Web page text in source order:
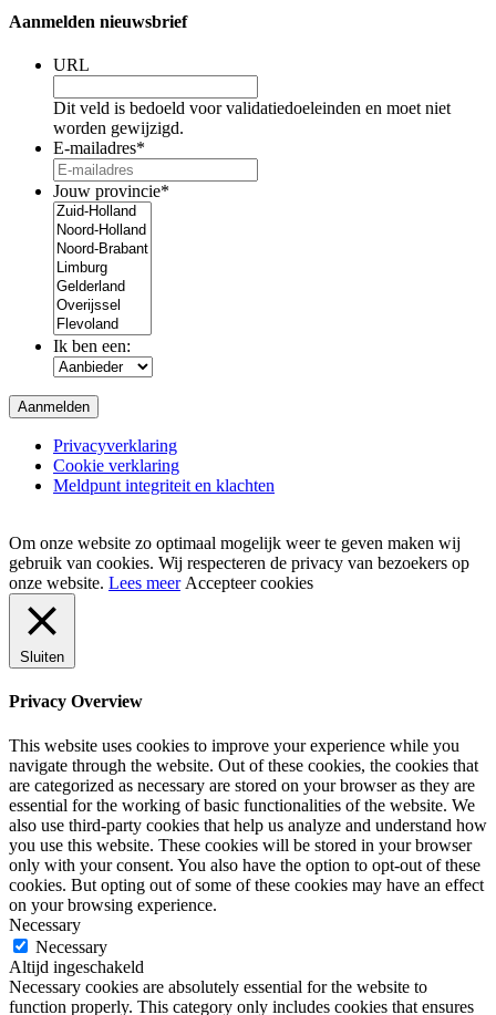
Aanmelden nieuwsbrief
URL
Dit veld is bedoeld voor validatiedoeleinden en moet niet
worden gewijzigd.
E-mailadres*
Jouw provincie*
Ik ben een:
Privacyverklaring
Cookie verklaring
Meldpunt integriteit en klachten
Om onze website zo optimaal mogelijk weer te geven maken wij
gebruik van cookies. Wij respecteren de privacy van bezoekers op
onze website. Lees meer Accepteer cookies
Sluiten
Privacy Overview
This website uses cookies to improve your experience while you
navigate through the website. Out of these cookies, the cookies that
are categorized as necessary are stored on your browser as they are
essential for the working of basic functionalities of the website. We
also use third-party cookies that help us analyze and understand how
you use this website. These cookies will be stored in your browser
only with your consent. You also have the option to opt-out of these
cookies. But opting out of some of these cookies may have an effect
on your browsing experience.
Necessary
Necessary
Altijd ingeschakeld
Necessary cookies are absolutely essential for the website to
function properly. This category only includes cookies that ensures